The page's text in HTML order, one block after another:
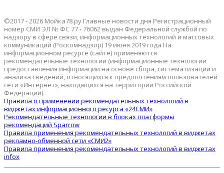
©2017 - 2026 Мойка78.ру Главные новости дня Регистрационный
номер СМИ ЭЛ № ФС 77 - 76062 выдан Федеральной службой по
надзору в сфере связи, информационных технологий и массовых
коммуникаций (Роскомнадзор) 19 июня 2019 года На
информационном ресурсе (сайте) применяются
рекомендательные технологии (информационные технологии
предоставления информации на основе сбора, систематизации и
анализа сведений, относящихся к предпочтениям пользователей
сети «Интернет», находящихся на территории Российской
Федерации).
Правила о применении рекомендательных технологий в
виджетах информационного ресурса «24СМИ»
Рекомендательные технологии в блоках платформы
рекомендаций Sparrow
Правила применения рекомендательных технологий в виджетах
рекламно-обменной сети «СМИ2»
Правила применения рекомендательных технологий в виджетах
infox